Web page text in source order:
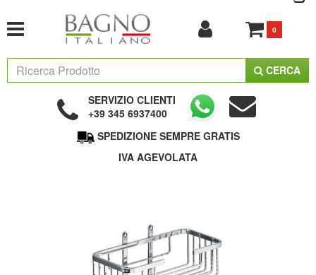
0
CERCA
SERVIZIO CLIENTI
+39 345 6937400
SPEDIZIONE SEMPRE GRATIS
IVA AGEVOLATA